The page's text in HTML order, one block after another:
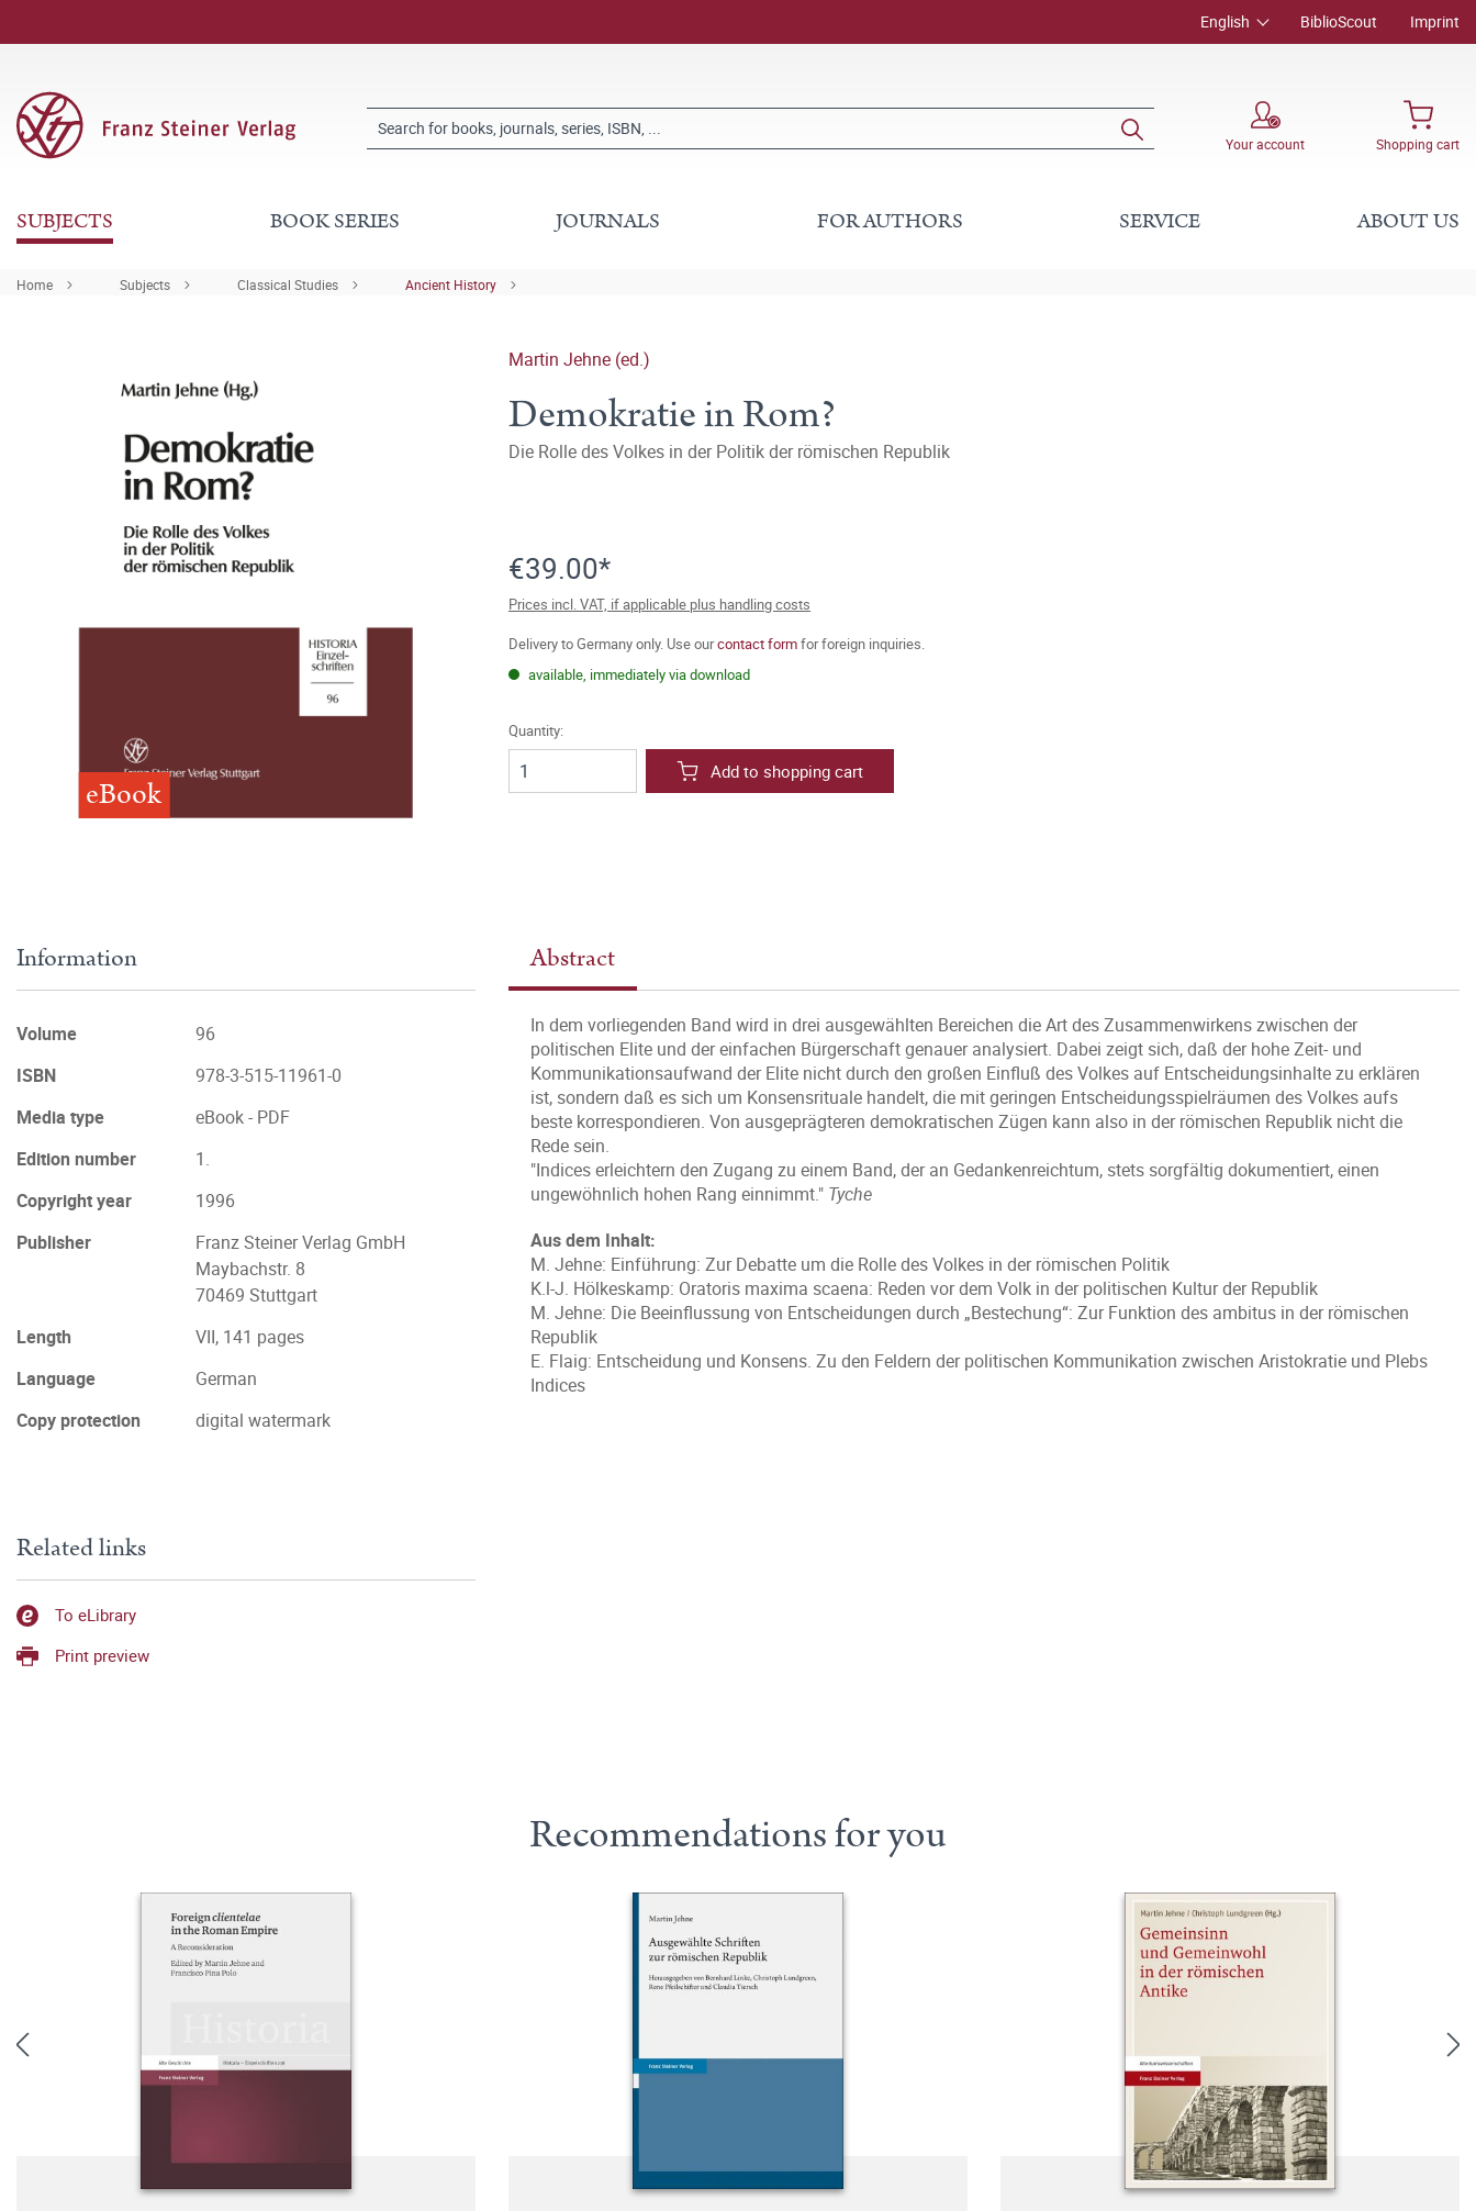
English BiblioScout Imprint
Your account Shopping cart
SUBJECTS BOOK SERIES JOURNALS FOR AUTHORS SERVICE ABOUT US
Home Subjects Classical Studies Ancient History
eBook
Martin Jehne (ed.)
Demokratie in Rom?
Die Rolle des Volkes in der Politik der römischen Republik
€39.00*
Prices incl. VAT, if applicable plus handling costs
Delivery to Germany only. Use ourcontact formfor foreign inquiries.
available, immediately via download
Quantity:
Add to shopping cart
Abstract
In dem vorliegenden Band wird in drei ausgewählten Bereichen die Art des Zusammenwirkens zwischen der
politischen Elite und der einfachen Bürgerschaft genauer analysiert. Dabei zeigt sich, daß der hohe Zeit- und
Kommunikationsaufwand der Elite nicht durch den großen Einfluß des Volkes auf Entscheidungsinhalte zu erklären
ist, sondern daß es sich um Konsensrituale handelt, die mit geringen Entscheidungsspielräumen des Volkes aufs
beste korrespondieren. Von ausgeprägteren demokratischen Zügen kann also in der römischen Republik nicht die
Rede sein.
"Indices erleichtern den Zugang zu einem Band, der an Gedankenreichtum, stets sorgfältig dokumentiert, einen
ungewöhnlich hohen Rang einnimmt." Tyche
Aus dem Inhalt:
M. Jehne: Einführung: Zur Debatte um die Rolle des Volkes in der römischen Politik
K.l-J. Hölkeskamp: Oratoris maxima scaena: Reden vor dem Volk in der politischen Kultur der Republik
M. Jehne: Die Beeinflussung von Entscheidungen durch „Bestechung“: Zur Funktion des ambitus in der römischen
Republik
E. Flaig: Entscheidung und Konsens. Zu den Feldern der politischen Kommunikation zwischen Aristokratie und Plebs
Indices
Information
Volume
96
ISBN
978-3-515-11961-0
Media type
eBook - PDF
Edition number
1.
Copyright year
1996
Publisher
Franz Steiner Verlag GmbH
Maybachstr. 8
70469 Stuttgart
Length
VII, 141 pages
Language
German
Copy protection
digital watermark
Related links
To eLibrary
Print preview
Recommendations for you